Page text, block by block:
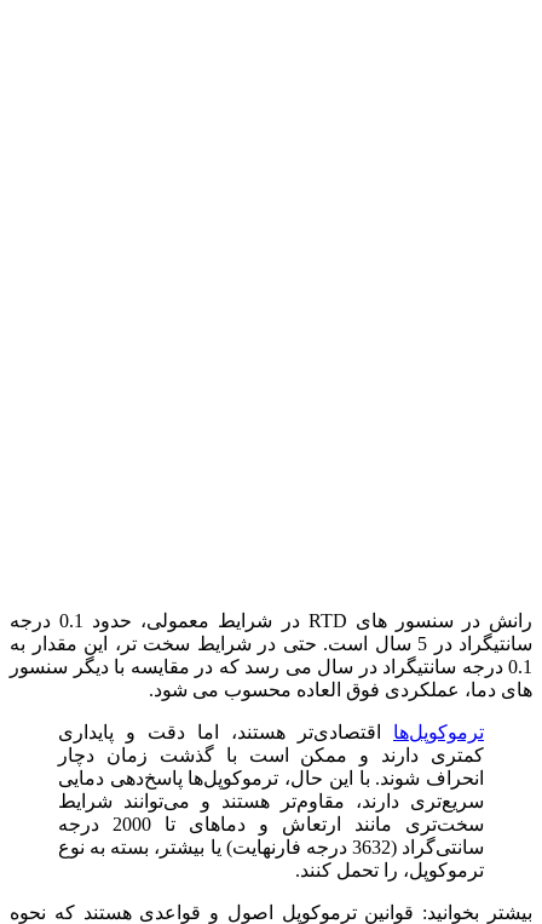
رانش در سنسور های RTD در شرایط معمولی، حدود 0.1 درجه
سانتیگراد در 5 سال است. حتی در شرایط سخت ‌تر، این مقدار به
0.1 درجه سانتیگراد در سال می ‌رسد که در مقایسه با دیگر سنسور
های دما، عملکردی فوق ‌العاده محسوب می ‌شود.
ترموکوپل‌ها اقتصادی‌تر هستند، اما دقت و پایداری
کمتری دارند و ممکن است با گذشت زمان دچار
انحراف شوند. با این حال، ترموکوپل‌ها پاسخ‌دهی دمایی
سریع‌تری دارند، مقاوم‌تر هستند و می‌توانند شرایط
سخت‌تری مانند ارتعاش و دماهای تا 2000 درجه
سانتی‌گراد (3632 درجه فارنهایت) یا بیشتر، بسته به نوع
ترموکوپل، را تحمل کنند.
بیشتر بخوانید: قوانین ترموکوپل اصول و قواعدی هستند که نحوه